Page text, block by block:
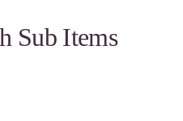
Sub Items